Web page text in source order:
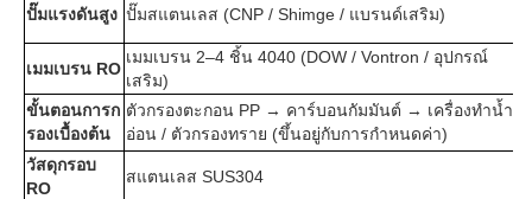
ปั๊มแรงดันสูง ปั๊มสแตนเลส (CNP / Shimge / แบรนด์เสริม)
เมมเบรน RO
เมมเบรน 2–4 ชิ้น 4040 (DOW / Vontron / อุปกรณ์
เสริม)
ขั้นตอนการก
รองเบื้องต้น
ตัวกรองตะกอน PP → คาร์บอนกัมมันต์ → เครื่องทำน้ำ
อ่อน / ตัวกรองทราย (ขึ้นอยู่กับการกำหนดค่า)
วัสดุกรอบ
RO
สแตนเลส SUS304